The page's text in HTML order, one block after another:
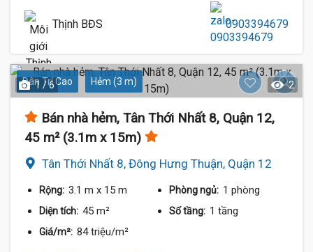
Thịnh BĐS 0903394679
Dân Trí Cao Hẻm (3 m)
1 / 6 2
Bán nhà hẻm, Tân Thới Nhất 8, Quận 12,
45 m² (3.1m x 15m)
Tân Thới Nhất 8, Đông Hưng Thuận, Quận 12
Rộng: 3.1 m x 15 m Phòng ngủ: 1 phòng
Diện tích: 45 m² Số tầng: 1 tầng
Giá/m²: 84 triệu/m²